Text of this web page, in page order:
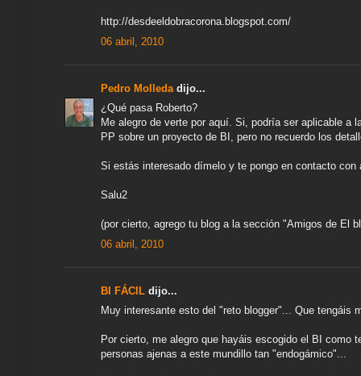
http://desdeeldobracorona.blogspot.com/
06 abril, 2010
Pedro Molleda dijo...
¿Qué pasa Roberto?
Me alegro de verte por aquí. Si, podría ser aplicable a
PP sobre un proyecto de BI, pero no recuerdo los
Si estás interesado dímelo y te pongo en contacto
Salu2
(por cierto, agrego tu blog a la sección "Amigos de El
06 abril, 2010
BI FÁCIL dijo...
Muy interesante esto del "reto blogger"... Que tengáis
Por cierto, me alegro que hayáis escogido el BI como
personas ajenas a este mundillo tan "endogámico"...